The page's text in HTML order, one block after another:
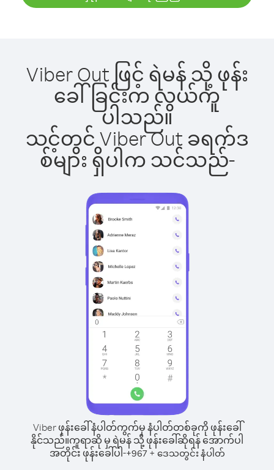
Viber Out ဖြင့် ရဲမန် သို့ ဖုန်း
ခေါ်ခြင်းက လွယ်ကူ
ပါသည်။
သင့်တွင် Viber Out ခရက်ဒ
စ်များ ရှိပါက သင်သည်-
Viber ဖုန်းခေါ်နံပါတ်ကွက်မှ နံပါတ်တစ်ခုကို ဖုန်းခေါ်
နိုင်သည်။ကူရာဆို မှ ရဲမန် သို့ ဖုန်းခေါ်ဆိုရန် အောက်ပါ
အတိုင်း ဖုန်းခေါ်ပါ-+967+ ဒေသတွင်း နံပါတ်